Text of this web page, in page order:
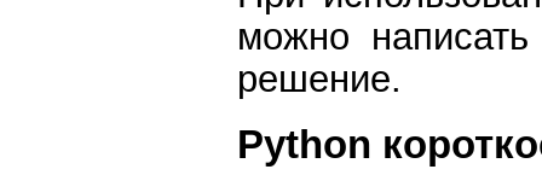
можно
решение.
Python